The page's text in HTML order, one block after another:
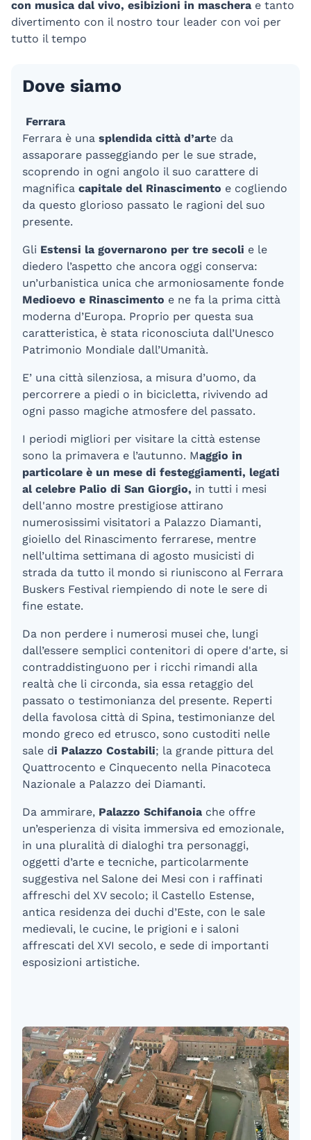
con musica dal vivo, esibizioni in maschera e tanto
divertimento con il nostro tour leader con voi per
tutto il tempo
Dove siamo
Ferrara
Ferrara è una splendida città d’arte da
assaporare passeggiando per le sue strade,
scoprendo in ogni angolo il suo carattere di
magnifica capitale del Rinascimento e cogliendo
da questo glorioso passato le ragioni del suo
presente.
Gli Estensi la governarono per tre secoli e le
diedero l’aspetto che ancora oggi conserva:
un’urbanistica unica che armoniosamente fonde
Medioevo e Rinascimento e ne fa la prima città
moderna d’Europa. Proprio per questa sua
caratteristica, è stata riconosciuta dall’Unesco
Patrimonio Mondiale dall’Umanità.
E’ una città silenziosa, a misura d’uomo, da
percorrere a piedi o in bicicletta, rivivendo ad
ogni passo magiche atmosfere del passato.
I periodi migliori per visitare la città estense
sono la primavera e l’autunno. Maggio in
particolare è un mese di festeggiamenti, legati
al celebre Palio di San Giorgio, in tutti i mesi
dell'anno mostre prestigiose attirano
numerosissimi visitatori a Palazzo Diamanti,
gioiello del Rinascimento ferrarese, mentre
nell’ultima settimana di agosto musicisti di
strada da tutto il mondo si riuniscono al Ferrara
Buskers Festival riempiendo di note le sere di
fine estate.
Da non perdere i numerosi musei che, lungi
dall’essere semplici contenitori di opere d'arte, si
contraddistinguono per i ricchi rimandi alla
realtà che li circonda, sia essa retaggio del
passato o testimonianza del presente. Reperti
della favolosa città di Spina, testimonianze del
mondo greco ed etrusco, sono custoditi nelle
sale di Palazzo Costabili; la grande pittura del
Quattrocento e Cinquecento nella Pinacoteca
Nazionale a Palazzo dei Diamanti.
Da ammirare, Palazzo Schifanoia che offre
un’esperienza di visita immersiva ed emozionale,
in una pluralità di dialoghi tra personaggi,
oggetti d’arte e tecniche, particolarmente
suggestiva nel Salone dei Mesi con i raffinati
affreschi del XV secolo; il Castello Estense,
antica residenza dei duchi d’Este, con le sale
medievali, le cucine, le prigioni e i saloni
affrescati del XVI secolo, e sede di importanti
esposizioni artistiche.